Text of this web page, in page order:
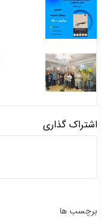
اشتراک گذاری
برچسب ها